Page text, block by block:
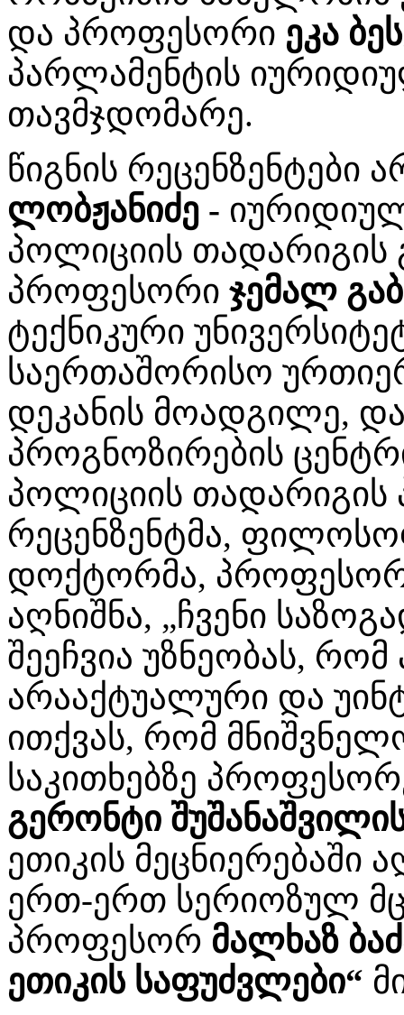
და პროფესორი ეკა
პარლამენტის
თავმჯდომარე.
წიგნის
ლობჟანიძე -
პოლიციის
პროფესორი ჯემალ
ტექნიკური
საერთაშორისო
დეკანის მოადგილე,
პროგნოზირების
პოლიციის თადარიგის
რეცენზენტმა,
დოქტორმა,
აღნიშნა, „ჩვენი
შეეჩვია უზნეობას, რომ
არააქტუალური და
ითქვას, რომ
საკითხებზე
გერონტი
ეთიკის მეცნიერებაში
ერთ-ერთ სერიოზულ
პროფესორ მალხაზ
ეთიკის საფუძვლები“